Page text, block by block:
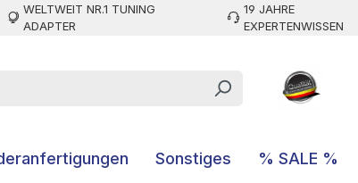
WELTWEIT NR.1 TUNING
ADAPTER
19 JAHRE
EXPERTENWISSEN
Sonstiges % SALE %